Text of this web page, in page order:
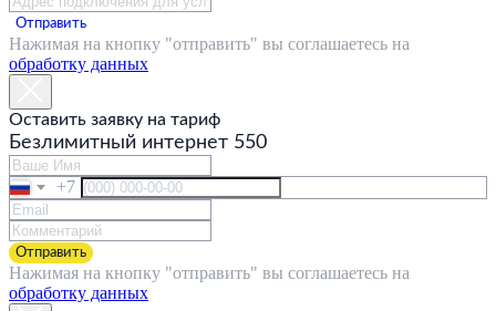
ГЛАВНАЯ
Отправить
Нажимая на кнопку "отправить" вы соглашаетесь на
обработку данных
Оставить заявку на тариф
Безлимитный интернет 550
+7
Отправить
Нажимая на кнопку "отправить" вы соглашаетесь на
обработку данных